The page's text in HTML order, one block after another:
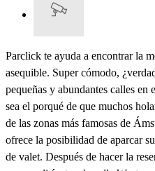
Parclick te ayuda a encontrar la
asequible. Super cómodo,
pequeñas y abundantes calles en
sea el porqué de que muchos
de las zonas más famosas de
ofrece la posibilidad de aparcar
de valet. Después de hacer la